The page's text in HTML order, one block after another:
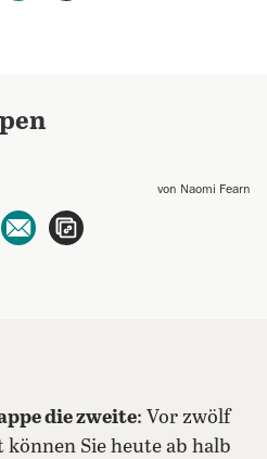
von Naomi Fearn
per WhatsApp teilen
per E-Mail teilen
die zweite: Vor zwölf
können Sie heute ab halb